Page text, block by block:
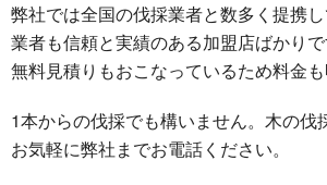
弊社では全国の伐採業者と数多く提携
業者も信頼と実績のある加盟店ばかり
無料見積りもおこなっているため料金も
1本からの伐採でも構いません。木の伐
お気軽に弊社までお電話ください。